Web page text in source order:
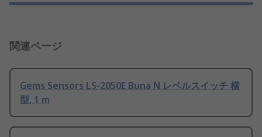
関連ページ
Gems Sensors LS-2050E Buna N レベルスイッチ 横
型, 1 m